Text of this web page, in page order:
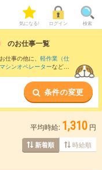
気になる! ログイン 検索
のお仕事一覧
仕事の他に、 軽作業（仕
マシンオペレーターなどを
加工）のお仕事とは？と
条件の変更
平均時給: 1,310 円
新着順 時給順